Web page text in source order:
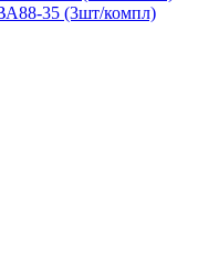
35 (3шт/компл)